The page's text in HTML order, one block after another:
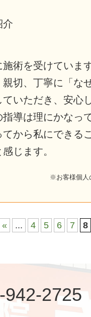
介
術を受けていま
親切、丁寧に「な
いただき、安心
導は理にかなっ
てから私にできる
じます。
※お客様個人
« ... 4 5 6 7 8
2725